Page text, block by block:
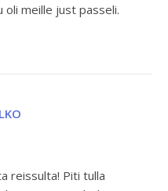
oli meille just passeli.
reissulta! Piti tulla